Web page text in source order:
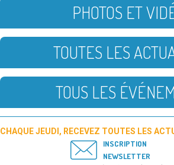
PHOTOS ET
TOUTES LES
TOUS LES
CHAQUE JEUDI, RECEVEZ TOUTES LES
INSCRIPTION
NEWSLETTER